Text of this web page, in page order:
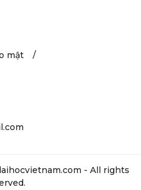
mật
- All rights